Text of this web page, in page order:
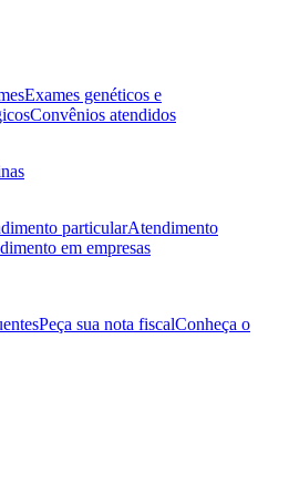
Exames genéticos e
Convênios atendidos
particularAtendimento
em empresas
Peça sua nota fiscalConheça o